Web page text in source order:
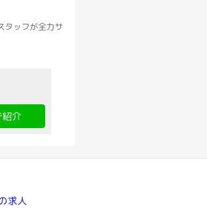
タッフが全力サ
介
求人